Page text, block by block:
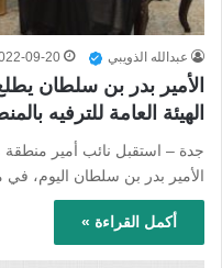
عبدالله الذويبي 09-20
الأمير بدر بن سلطان
الهيئة العامة للترفيه
جدة – استقبل نائب أمير
الأمير بدر بن سلطان اليوم، في
أكمل القراءة »